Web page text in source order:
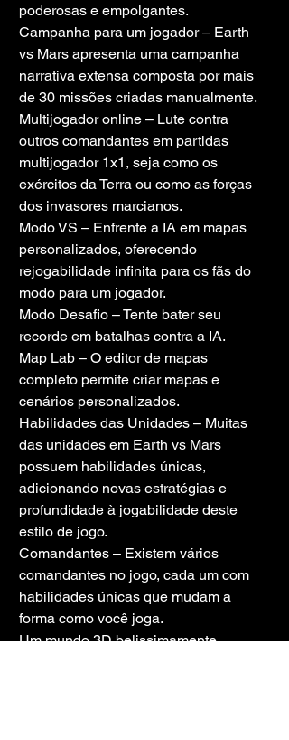
poderosas e empolgantes.
Campanha para um jogador – Earth
vs Mars apresenta uma campanha
narrativa extensa composta por mais
de 30 missões criadas manualmente.
Multijogador online – Lute contra
outros comandantes em partidas
multijogador 1x1, seja como os
exércitos da Terra ou como as forças
dos invasores marcianos.
Modo VS – Enfrente a IA em mapas
personalizados, oferecendo
rejogabilidade infinita para os fãs do
modo para um jogador.
Modo Desafio – Tente bater seu
recorde em batalhas contra a IA.
Map Lab – O editor de mapas
completo permite criar mapas e
cenários personalizados.
Habilidades das Unidades – Muitas
das unidades em Earth vs Mars
possuem habilidades únicas,
adicionando novas estratégias e
profundidade à jogabilidade deste
estilo de jogo.
Comandantes – Existem vários
comandantes no jogo, cada um com
habilidades únicas que mudam a
forma como você joga.
Um mundo 3D belissimamente